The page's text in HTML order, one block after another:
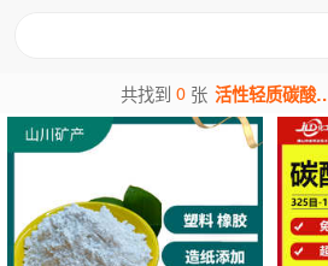
共找到0 张 活性轻质